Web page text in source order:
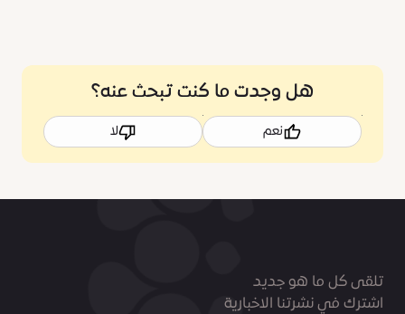
هل وجدت ما كنت تبحث عنه؟
نعم لا
تلقى كل ما هو جديد
اشترك في نشرتنا الاخبارية